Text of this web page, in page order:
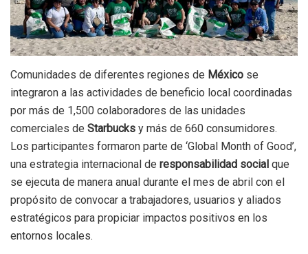
Comunidades de diferentes regiones de México se
integraron a las actividades de beneficio local coordinadas
por más de 1,500 colaboradores de las unidades
comerciales de Starbucks y más de 660 consumidores.
Los participantes formaron parte de ‘Global Month of Good’,
una estrategia internacional de responsabilidad social que
se ejecuta de manera anual durante el mes de abril con el
propósito de convocar a trabajadores, usuarios y aliados
estratégicos para propiciar impactos positivos en los
entornos locales.